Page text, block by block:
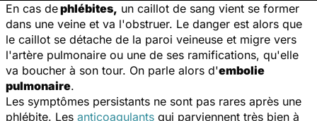
En cas dephlébites, un caillot de sang vient se former
dans une veine et va l'obstruer. Le danger est alors que
le caillot se détache de la paroi veineuse et migre vers
l'artère pulmonaire ou une de ses ramifications, qu'elle
va boucher à son tour. On parle alors d'embolie
pulmonaire.
Les symptômes persistants ne sont pas rares après une
phlébite. Les anticoagulants qui parviennent très bien à